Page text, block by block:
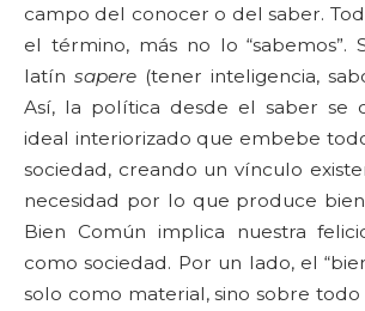
campo del conocer o del saber.
el término, más no lo “sabemos”.
latín sapere (tener inteligencia,
Así, la política desde el saber se
ideal interiorizado que embebe
sociedad, creando un vínculo
necesidad por lo que produce
Bien Común implica nuestra
como sociedad. Por un lado, el
solo como material, sino sobre